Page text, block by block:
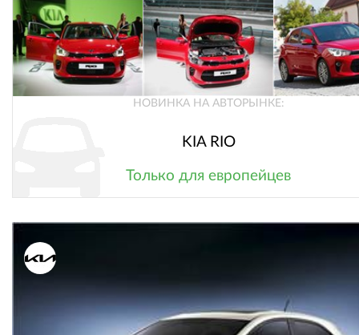
НОВИНКА НА АВТОРЫНКЕ:
KIA RIO
Только для европейцев